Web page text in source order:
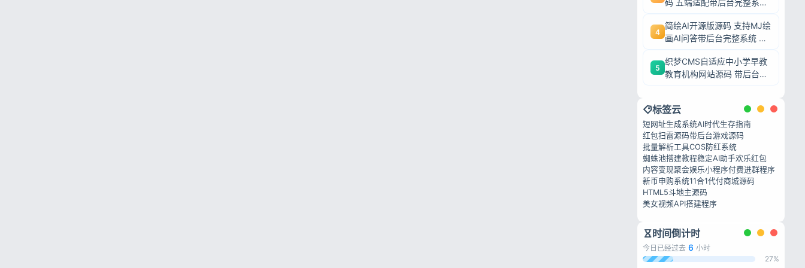
码 五端适配带后台完整系统
4
简绘AI开源版源码 支持MJ绘
画AI问答带后台完整系统 可
5
织梦CMS自适应中小学早教
教育机构网站源码 带后台完
标签云
短网址生成系统AI时代生存指南
红包扫雷源码带后台游戏源码
批量解析工具COS防红系统
蜘蛛池搭建教程稳定AI助手欢乐红包
内容变现聚会娱乐小程序付费进群程序
新币申购系统11合1代付商城源码
HTML5斗地主源码
美女视频API搭建程序
时间倒计时
今日已经过去 6 小时
27%